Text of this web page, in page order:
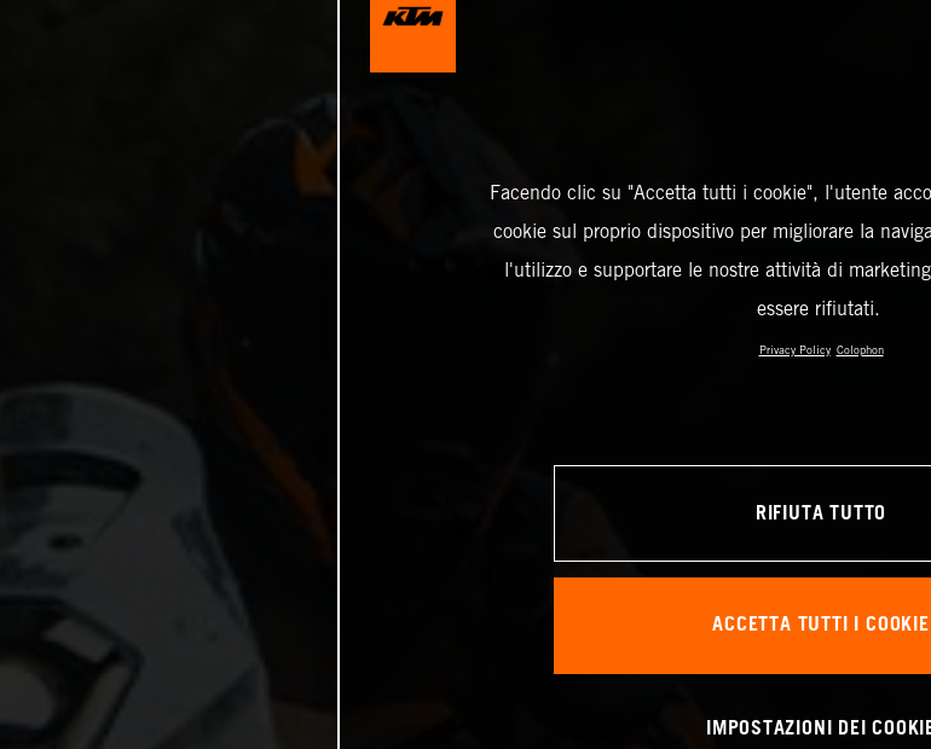
Facendo clic su "Accetta tutti i cookie", l'utente
cookie sul proprio dispositivo per migliorare la
l'utilizzo e supportare le nostre attività di
essere rifiutati.
Privacy Policy Colophon
RIFIUTA TUTTO
ACCETTA TUTTI I COOKIE
IMPOSTAZIONI DEI